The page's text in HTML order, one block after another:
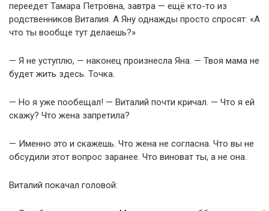
переедет Тамара Петровна, завтра — ещё кто-то из
родственников Виталия. А Яну однажды просто спросят: «А
что ты вообще тут делаешь?»
— Я не уступлю, — наконец произнесла Яна. — Твоя мама не
будет жить здесь. Точка.
— Но я уже пообещал! — Виталий почти кричал. — Что я ей
скажу? Что жена запретила?
— Именно это и скажешь. Что жена не согласна. Что вы не
обсудили этот вопрос заранее. Что виноват ты, а не она.
Виталий покачал головой: